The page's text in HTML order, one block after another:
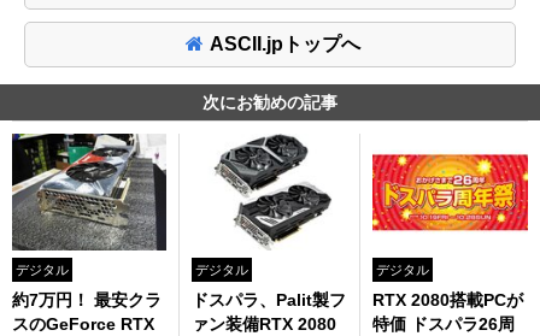
ASCII.jpトップへ
次にお勧めの記事
デジタル
約7万円！ 最安クラ
スのGeForce RTX
デジタル
ドスパラ、Palit製フ
ァン装備RTX 2080
デジタル
RTX 2080搭載PCが
特価 ドスパラ26周